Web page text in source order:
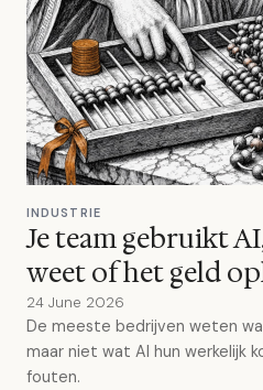
INDUSTRIE
Je team gebruikt
weet of het geld
24 June 2026
De meeste bedrijven weten
maar niet wat AI hun werkelijk
fouten.